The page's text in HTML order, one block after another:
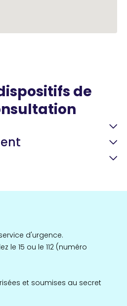
de
de-France
de santé
d'Armor
de santé
d'urgence.
le 15 ou le 112 (numéro
et soumises au secret